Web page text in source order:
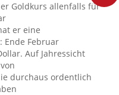
Goldkurs allenfalls für
er eine
Ende Februar
Auf Jahressicht
durchaus ordentlich